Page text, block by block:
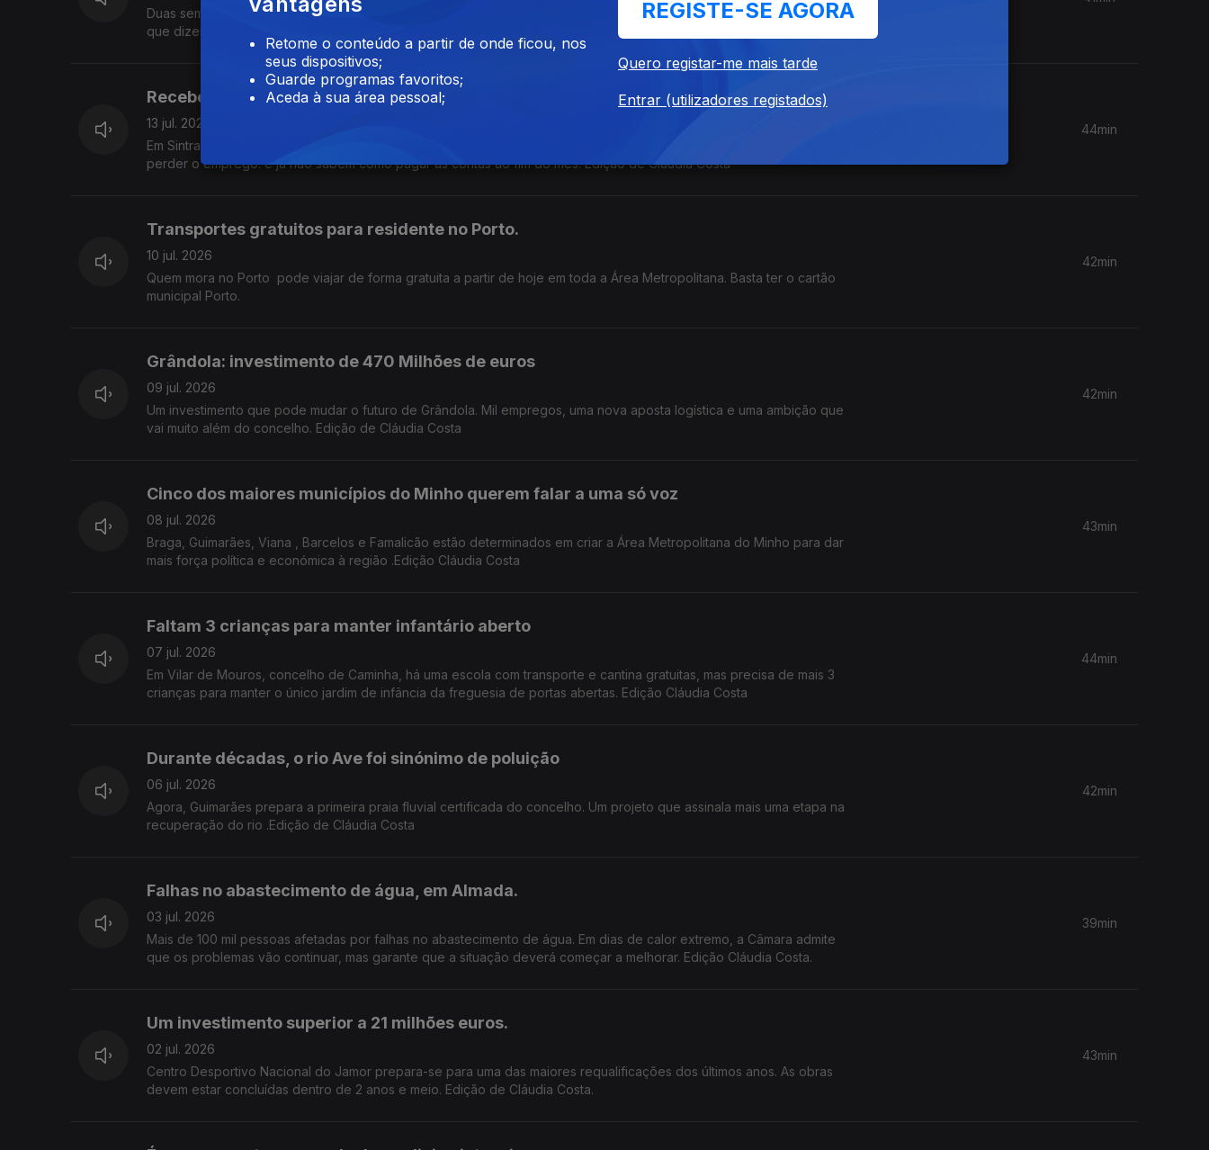
Duas semanas depois do grande incêndio que devastou parte dos concelhos de Vouzela e Águeda, há moradores
que dizem ter sido esquecidos e reclamam apoios urgentes. Edição de Cláudia Costa
Receber apenas 40% do salário sem saber o que acontece amanhã
13 jul. 2026
Em Sintra, uma instituição que apoia cerca de 1.400 alunos enfrenta uma grave crise financeira. Os trabalhadores temem
perder o emprego. e já não sabem como pagar as contas ao fim do mês. Edição de Cláudia Costa
44min
Transportes gratuitos para residente no Porto.
10 jul. 2026
Quem mora no Porto pode viajar de forma gratuita a partir de hoje em toda a Área Metropolitana. Basta ter o cartão
municipal Porto.
42min
Grândola: investimento de 470 Milhões de euros
09 jul. 2026
Um investimento que pode mudar o futuro de Grândola. Mil empregos, uma nova aposta logística e uma ambição que
vai muito além do concelho. Edição de Cláudia Costa
42min
Cinco dos maiores municípios do Minho querem falar a uma só voz
08 jul. 2026
Braga, Guimarães, Viana , Barcelos e Famalicão estão determinados em criar a Área Metropolitana do Minho para dar
mais força política e económica à região .Edição Cláudia Costa
43min
Faltam 3 crianças para manter infantário aberto
07 jul. 2026
Em Vilar de Mouros, concelho de Caminha, há uma escola com transporte e cantina gratuitas, mas precisa de mais 3
crianças para manter o único jardim de infância da freguesia de portas abertas. Edição Cláudia Costa
44min
Durante décadas, o rio Ave foi sinónimo de poluição
06 jul. 2026
Agora, Guimarães prepara a primeira praia fluvial certificada do concelho. Um projeto que assinala mais uma etapa na
recuperação do rio .Edição de Cláudia Costa
42min
Falhas no abastecimento de água, em Almada.
03 jul. 2026
Mais de 100 mil pessoas afetadas por falhas no abastecimento de água. Em dias de calor extremo, a Câmara admite
que os problemas vão continuar, mas garante que a situação deverá começar a melhorar. Edição Cláudia Costa.
39min
Um investimento superior a 21 milhões euros.
02 jul. 2026
Centro Desportivo Nacional do Jamor prepara-se para uma das maiores requalificações dos últimos anos. As obras
devem estar concluídas dentro de 2 anos e meio. Edição de Cláudia Costa.
43min
Retome o conteúdo a partir de onde ficou, nos
seus dispositivos;
Guarde programas favoritos;
Aceda à sua área pessoal;
REGISTE-SE AGORA
Quero registar-me mais tarde
Entrar (utilizadores registados)